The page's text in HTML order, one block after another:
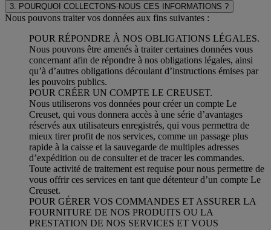
3. POURQUOI COLLECTONS-NOUS CES INFORMATIONS ?
Nous pouvons traiter vos données aux fins suivantes :
POUR RÉPONDRE À NOS OBLIGATIONS LÉGALES.
Nous pouvons être amenés à traiter certaines données vous
concernant afin de répondre à nos obligations légales, ainsi
qu’à d’autres obligations découlant d’instructions émises par
les pouvoirs publics.
POUR CRÉER UN COMPTE LE CREUSET.
Nous utiliserons vos données pour créer un compte Le
Creuset, qui vous donnera accès à une série d’avantages
réservés aux utilisateurs enregistrés, qui vous permettra de
mieux tirer profit de nos services, comme un passage plus
rapide à la caisse et la sauvegarde de multiples adresses
d’expédition ou de consulter et de tracer les commandes.
Toute activité de traitement est requise pour nous permettre de
vous offrir ces services en tant que détenteur d’un compte Le
Creuset.
POUR GÉRER VOS COMMANDES ET ASSURER LA
FOURNITURE DE NOS PRODUITS OU LA
PRESTATION DE NOS SERVICES ET VOUS